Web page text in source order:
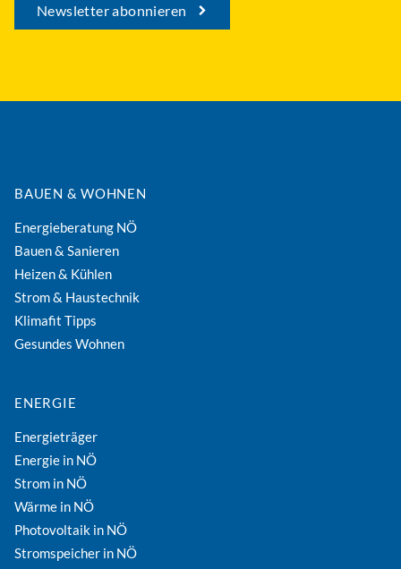
Newsletter abonnieren
BAUEN & WOHNEN
Energieberatung NÖ
Bauen & Sanieren
Heizen & Kühlen
Strom & Haustechnik
Klimafit Tipps
Gesundes Wohnen
ENERGIE
Energieträger
Energie in NÖ
Strom in NÖ
Wärme in NÖ
Photovoltaik in NÖ
Stromspeicher in NÖ